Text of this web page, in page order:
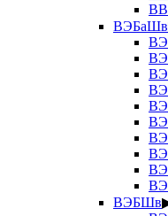
ВЭБаШв
ВЭБШв